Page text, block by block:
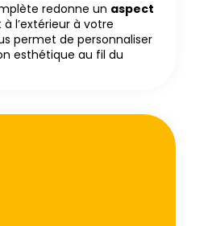
redonne un aspect
l’extérieur à votre
permet de personnaliser
esthétique au fil du